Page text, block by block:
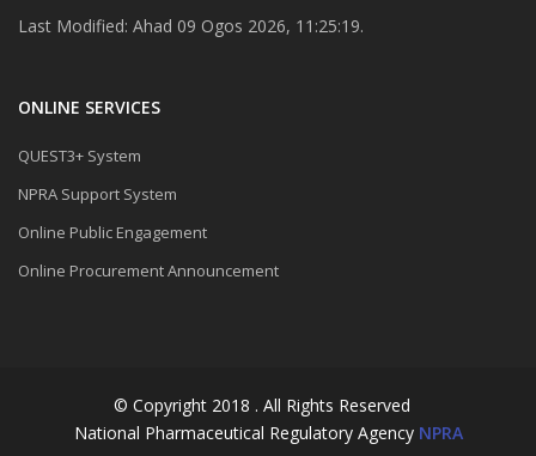
Last Modified: Ahad 09 Ogos 2026, 11:25:19.
ONLINE SERVICES
QUEST3+ System
NPRA Support System
Online Public Engagement
Online Procurement Announcement
© Copyright 2018 . All Rights Reserved
National Pharmaceutical Regulatory Agency NPRA